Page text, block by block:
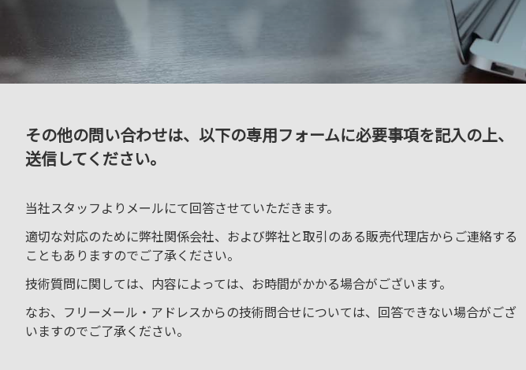
その他の問い合わせは、以下の専用フォームに必要事項を記入の上、
送信してください。
当社スタッフよりメールにて回答させていただきます。
適切な対応のために弊社関係会社、および弊社と取引のある販売代理店からご連絡する
こともありますのでご了承ください。
技術質問に関しては、内容によっては、お時間がかかる場合がございます。
なお、フリーメール・アドレスからの技術問合せについては、回答できない場合がござ
いますのでご了承ください。